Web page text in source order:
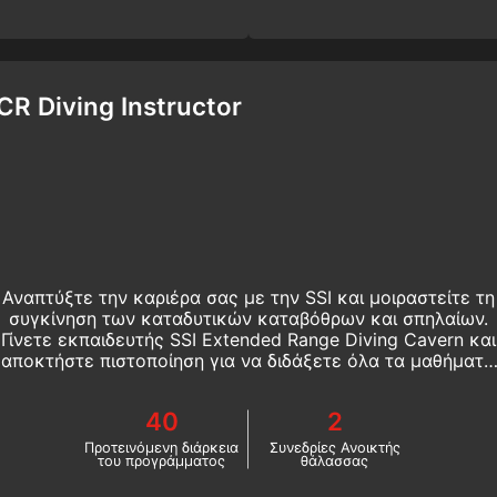
Diving Instructor
Αναπτύξτε την καριέρα σας με την SSI και μοιραστείτε τη
συγκίνηση των καταδυτικών καταβόθρων και σπηλαίων.
Γίνετε εκπαιδευτής SSI Extended Range Diving Cavern και
αποκτήστε πιστοποίηση για να διδάξετε όλα τα μαθήματα
40
Προτεινόμενη διάρκεια
του προγράμματος
2
Συνεδρίες Ανοικτής
θάλασσας